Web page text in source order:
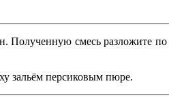
Полученную смесь разложите
зальём персиковым пюре.